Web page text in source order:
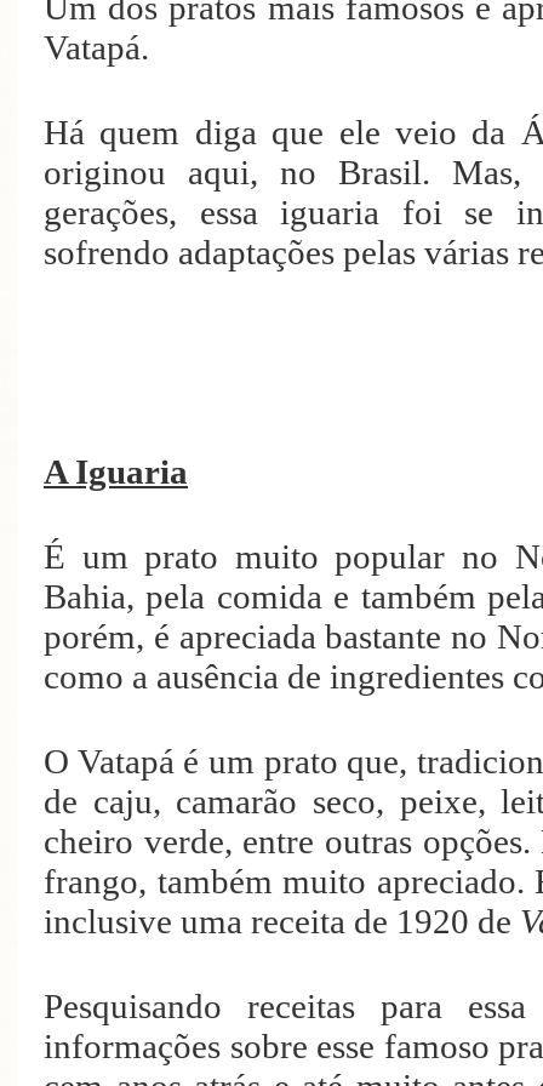
Um dos pratos mais famosos e
Vatapá.
Há quem diga que ele veio da
originou aqui, no Brasil. Mas,
gerações, essa iguaria foi se
sofrendo adaptações pelas várias
A Iguaria
É um prato muito popular no
Bahia, pela comida e também
porém, é apreciada bastante no
como a ausência de ingredientes
O Vatapá é um prato que,
de caju, camarão seco, peixe,
cheiro verde, entre outras
frango, também muito apreciado.
inclusive uma receita de 1920 de
Pesquisando receitas para
informações sobre esse famoso